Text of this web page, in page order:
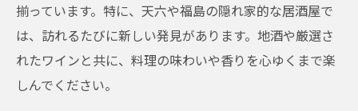
揃っています。特に、天六や福島の隠れ家的な居酒屋で
は、訪れるたびに新しい発見があります。地酒や厳選さ
れたワインと共に、料理の味わいや香りを心ゆくまで楽
しんでください。